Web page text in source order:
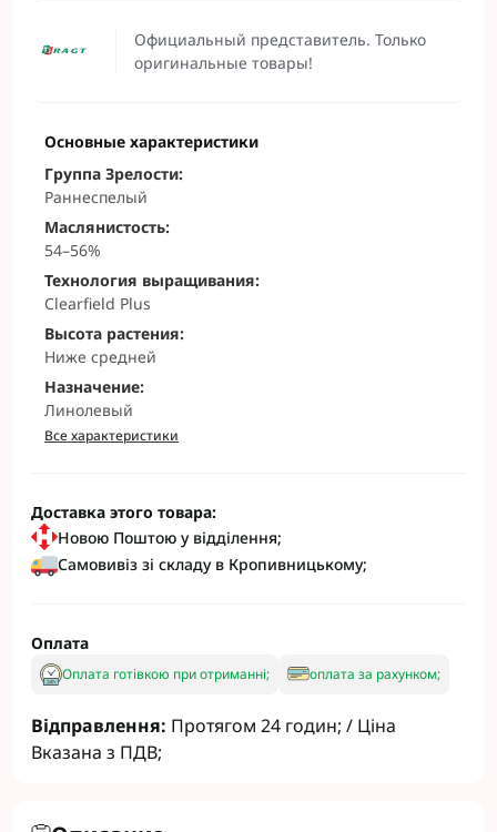
Официальный представитель. Только
оригинальные товары!
Основные характеристики
Группа Зрелости:
Раннеспелый
Маслянистость:
54–56%
Технология выращивания:
Clearfield Plus
Высота растения:
Ниже средней
Назначение:
Линолевый
Все характеристики
Доставка этого товара:
Новою Поштою у відділення;
Самовивіз зі складу в Кропивницькому;
Оплата
Оплата готівкою при отриманні; оплата за рахунком;
Відправлення: Протягом 24 годин; / Ціна
Вказана з ПДВ;